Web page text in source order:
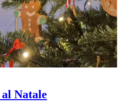
Natale